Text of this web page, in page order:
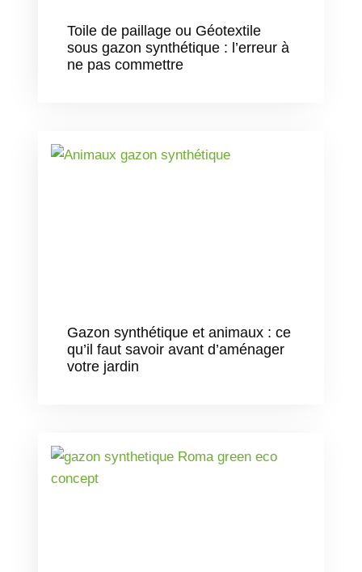
Toile de paillage ou Géotextile
sous gazon synthétique : l’erreur à
ne pas commettre
Gazon synthétique et animaux : ce
qu’il faut savoir avant d’aménager
votre jardin